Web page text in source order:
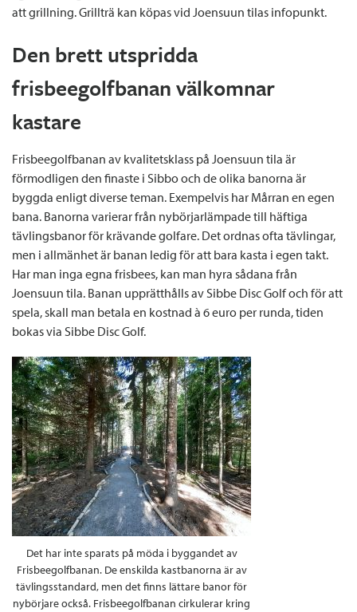
att grillning. Grillträ kan köpas vid Joensuun tilas infopunkt.
Den brett utspridda
frisbeegolfbanan välkomnar
kastare
Frisbeegolfbanan av kvalitetsklass på Joensuun tila är
förmodligen den finaste i Sibbo och de olika banorna är
byggda enligt diverse teman. Exempelvis har Mårran en egen
bana. Banorna varierar från nybörjarlämpade till häftiga
tävlingsbanor för krävande golfare. Det ordnas ofta tävlingar,
men i allmänhet är banan ledig för att bara kasta i egen takt.
Har man inga egna frisbees, kan man hyra sådana från
Joensuun tila. Banan upprätthålls av Sibbe Disc Golf och för att
spela, skall man betala en kostnad à 6 euro per runda, tiden
bokas via Sibbe Disc Golf.
Det har inte sparats på möda i byggandet av
Frisbeegolfbanan. De enskilda kastbanorna är av
tävlingsstandard, men det finns lättare banor för
nybörjare också. Frisbeegolfbanan cirkulerar kring